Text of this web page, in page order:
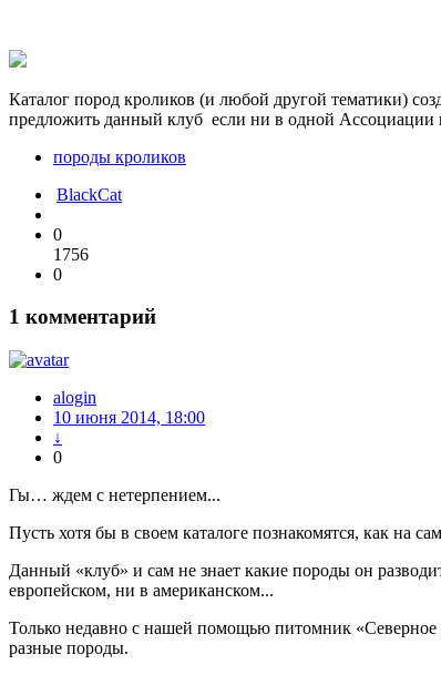
Каталог пород кроликов (и любой другой тематики)
предложить данный клуб если ни в одной Ассоциации
породы кроликов
BlackCat
0
1756
0
1 комментарий
alogin
10 июня 2014, 18:00
↓
0
Гы… ждем с нетерпением...
Пусть хотя бы в своем каталоге познакомятся, как на
Данный «клуб» и сам не знает какие породы он
европейском, ни в американском...
Только недавно с нашей помощью питомник «Северное
разные породы.